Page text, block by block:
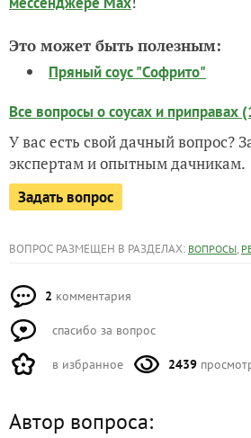
Это может быть полезным:
Пряный соус "Софрито"
Все вопросы о соусах и приправах
У вас есть свой дачный вопрос?
экспертам и опытным дачникам.
Задать вопрос
ВОПРОС РАЗМЕЩЕН В РАЗДЕЛАХ: ВОПРОСЫ,
2 комментария
спасибо за вопрос
в избранное 2439
Автор вопроса: